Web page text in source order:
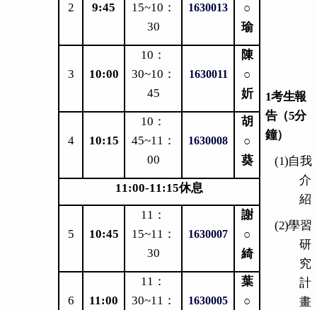
1考生報
告（5分
鐘）
(1)自我
介
紹
(2)學習
研
究
計
畫
2 9:45
15~10：
30
1630013 ○
瑜
3 10:00
10 ：
30~10：
45
1630011
陳
○
妡
4 10:15
10 ：
45~11：
00
1630008
胡
○
葵
11:00-11:15休息
5 10:45
11 ：
15~11：
30
1630007
謝
○
綺
6 11:00
11 ：
30~11：
1630005
葉
○